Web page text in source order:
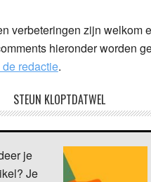
verbeteringen zijn welkom
hieronder worden
redactie.
STEUN KLOPTDATWEL
je
Je